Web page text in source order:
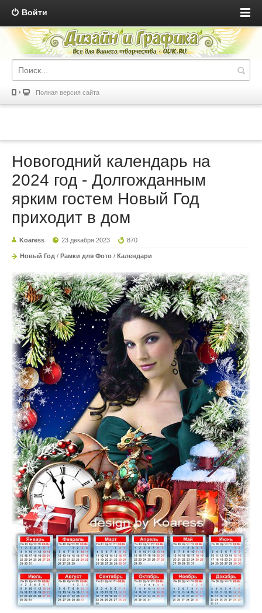
Войти
Полная версия сайта
Новогодний календарь на
2024 год - Долгожданным
ярким гостем Новый Год
приходит в дом
Koaress 23 декабря 2023 870
Новый Год / Рамки для Фото / Календари